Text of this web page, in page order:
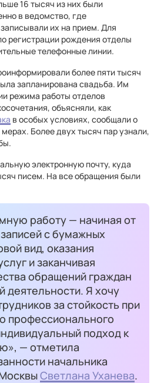
16 тысяч из них были
в ведомство, где
их на прием. Для
регистрации рождения отделы
телефонные линии.
более пяти тысяч
запланирована свадьба. Им
режима работы отделов
объясняли, как
в особых условиях, сообщали о
Более двух тысяч пар узнали,
электронную почту, куда
писем. На все обращения были
работу — начиная от
с бумажных
вид, оказания
и заканчивая
обращений граждан
деятельности. Я хочу
за стойкость при
профессионального
подход к
— отметила
начальника
Светлана Уханева.